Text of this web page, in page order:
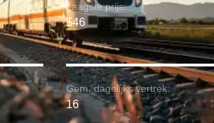
Laagste prijs:
$46
Gem. dagelijks vertrek:
16